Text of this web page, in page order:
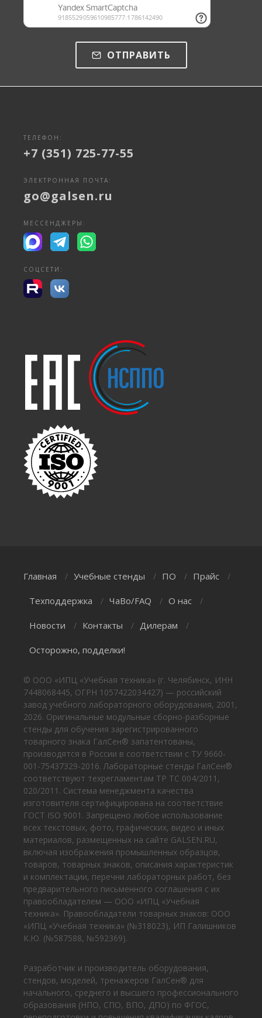
ОТПРАВИТЬ
ТЕЛЕФОН:
+7 (351) 725-77-55
ЭЛЕКТРОННАЯ ПОЧТА:
go@galsen.ru
МЕССЕНДЖЕРЫ:
СОЦСЕТИ:
Главная / Учебные стенды / ПО / Прайс /
Техподдержка / ЧаВо/FAQ / О нас /
Новости / Контакты / Дилерам /
Осторожно, подделки!
© ООО «ИПЦ «Учебная техника» (г. Челябинск, ИНН
7448068445, ОГРН 1057422034427) — российский
завод учебного лабораторного оборудования, 2001,
2026. Оригинальные модульные сборно-разборные
стенды для обучения зарегистрированного
товарного знака ГалСен® запатентованы,
производятся в России в соответствии с ТУ 9660-
001-75437329-2016. Лабораторные стенды ГалСен®
соответствуют техрегламентам ТР ТС 004/2011,
020/2011. Система менеджмента качества
изготовителя сертифицирована на соответствие
ГОСТ ISO 9001. Запрещено любое использование
всех текстовых, фото, графических, видео и иных
материалов, размещенных на сайте GALSEN.RU,
включая изображения промышленных образцов,
товаров, товарных знаков, описания характеристик
и комплектации, перечни лабораторных работ, без
предварительного письменного соглашения с их
правообладателем — ООО «ИПЦ «Учебная
техника». Правообладатели товарных знаков: ООО
«ИПЦ «Учебная техника» (№318023), ИП Галишников
К.Ю. (№587588, №592369).
Разработчик и производитель оборудования,
стендов, моделей, тренажеров ГалСен® для
начального, среднего и высшего профессионального
образования (НПО, СПО, ВПО, ДПО) по ФГОС,